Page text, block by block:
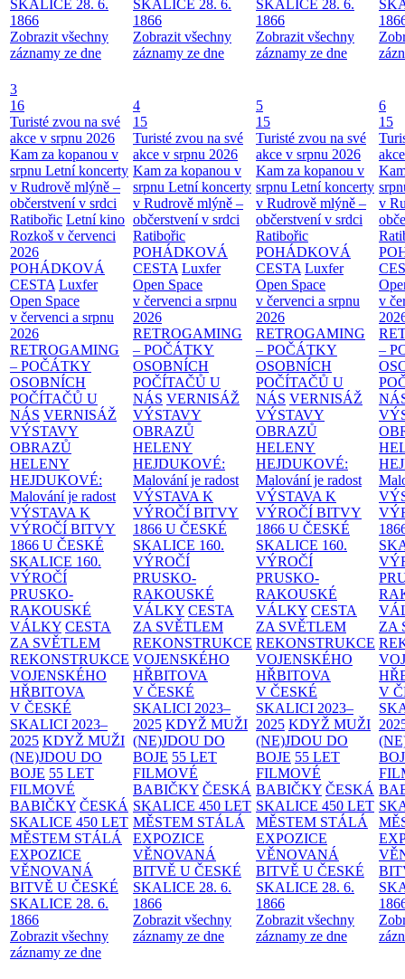
SKALICE 28. 6.
1866
Zobrazit všechny
záznamy ze dne
SKALICE 28. 6.
1866
Zobrazit všechny
záznamy ze dne
SKALICE 28. 6.
1866
Zobrazit všechny
záznamy ze dne
3
16
Turisté zvou na své
akce v srpnu 2026
Kam za kopanou v
srpnu Letní koncerty
v Rudrově mlýně –
občerstvení v srdci
Ratibořic Letní kino
Rozkoš v červenci
2026
POHÁDKOVÁ
CESTA Luxfer
Open Space
v červenci a srpnu
2026
RETROGAMING
– POČÁTKY
OSOBNÍCH
POČÍTAČŮ U
NÁS VERNISÁŽ
VÝSTAVY
OBRAZŮ
HELENY
HEJDUKOVÉ:
Malování je radost
VÝSTAVA K
VÝROČÍ BITVY
1866 U ČESKÉ
SKALICE 160.
VÝROČÍ
PRUSKO-
RAKOUSKÉ
VÁLKY CESTA
ZA SVĚTLEM
REKONSTRUKCE
VOJENSKÉHO
HŘBITOVA
V ČESKÉ
SKALICI 2023–
2025 KDYŽ MUŽI
(NE)JDOU DO
BOJE 55 LET
FILMOVÉ
BABIČKY ČESKÁ
SKALICE 450 LET
MĚSTEM STÁLÁ
EXPOZICE
VĚNOVANÁ
BITVĚ U ČESKÉ
SKALICE 28. 6.
1866
Zobrazit všechny
záznamy ze dne
4
15
Turisté zvou na své
akce v srpnu 2026
Kam za kopanou v
srpnu Letní koncerty
v Rudrově mlýně –
občerstvení v srdci
Ratibořic
POHÁDKOVÁ
CESTA Luxfer
Open Space
v červenci a srpnu
2026
RETROGAMING
– POČÁTKY
OSOBNÍCH
POČÍTAČŮ U
NÁS VERNISÁŽ
VÝSTAVY
OBRAZŮ
HELENY
HEJDUKOVÉ:
Malování je radost
VÝSTAVA K
VÝROČÍ BITVY
1866 U ČESKÉ
SKALICE 160.
VÝROČÍ
PRUSKO-
RAKOUSKÉ
VÁLKY CESTA
ZA SVĚTLEM
REKONSTRUKCE
VOJENSKÉHO
HŘBITOVA
V ČESKÉ
SKALICI 2023–
2025 KDYŽ MUŽI
(NE)JDOU DO
BOJE 55 LET
FILMOVÉ
BABIČKY ČESKÁ
SKALICE 450 LET
MĚSTEM STÁLÁ
EXPOZICE
VĚNOVANÁ
BITVĚ U ČESKÉ
SKALICE 28. 6.
1866
Zobrazit všechny
záznamy ze dne
5
15
Turisté zvou na své
akce v srpnu 2026
Kam za kopanou v
srpnu Letní koncerty
v Rudrově mlýně –
občerstvení v srdci
Ratibořic
POHÁDKOVÁ
CESTA Luxfer
Open Space
v červenci a srpnu
2026
RETROGAMING
– POČÁTKY
OSOBNÍCH
POČÍTAČŮ U
NÁS VERNISÁŽ
VÝSTAVY
OBRAZŮ
HELENY
HEJDUKOVÉ:
Malování je radost
VÝSTAVA K
VÝROČÍ BITVY
1866 U ČESKÉ
SKALICE 160.
VÝROČÍ
PRUSKO-
RAKOUSKÉ
VÁLKY CESTA
ZA SVĚTLEM
REKONSTRUKCE
VOJENSKÉHO
HŘBITOVA
V ČESKÉ
SKALICI 2023–
2025 KDYŽ MUŽI
(NE)JDOU DO
BOJE 55 LET
FILMOVÉ
BABIČKY ČESKÁ
SKALICE 450 LET
MĚSTEM STÁLÁ
EXPOZICE
VĚNOVANÁ
BITVĚ U ČESKÉ
SKALICE 28. 6.
1866
Zobrazit všechny
záznamy ze dne
6
15
v
v
–
ZA
V